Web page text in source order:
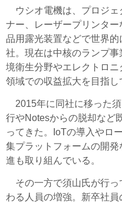
ウシオ電機は、プロジェ
ナー、レーザープリンタ
品用露光装置などで世界
社。現在は中核のランプ
境衛生分野やエレクトロ
領域での収益拡大を目指し
2015年に同社に移った
行やNotesからの脱却など
ってきた。IoTの導入やロ
集プラットフォームの開
進も取り組んでいる。
その一方で須山氏が行っ
わる人員の増強。新卒社